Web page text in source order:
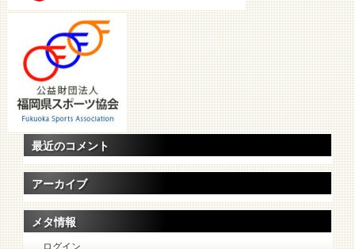
最近のコメント
アーカイブ
メタ情報
ログイン